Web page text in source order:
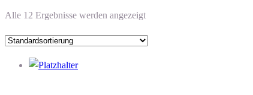
Alle 12 Ergebnisse werden angezeigt